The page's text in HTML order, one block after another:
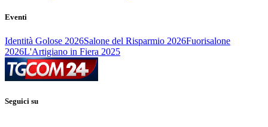
Eventi
Identità Golose 2026Salone del Risparmio 2026Fuorisalone
2026L'Artigiano in Fiera 2025
Seguici su